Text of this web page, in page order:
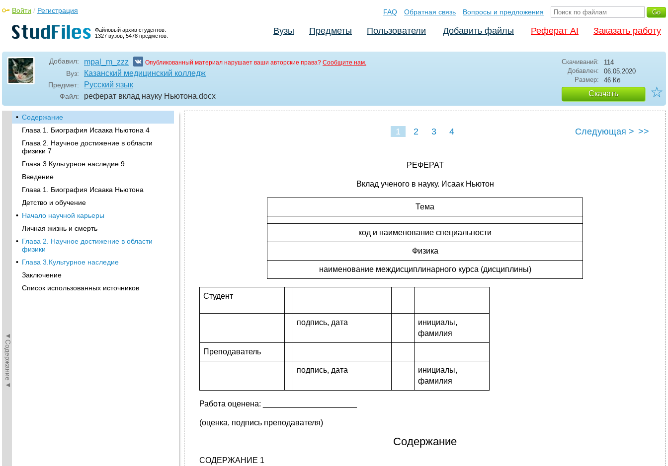
Файловый архив студентов.
1327 вузов, 5478 предметов.
Войти / Регистрация FAQ Обратная связь Вопросы и предложения
Вузы Предметы Пользователи Добавить файлы Реферат AI Заказать работу
Добавил: mpal_m_zzz Опубликованный материал нарушает ваши авторские права? Сообщите нам.
Вуз: Казанский медицинский колледж
Предмет: Русский язык
Файл: реферат вклад науку Ньютона.docx
Скачиваний:
114
Добавлен:
06.05.2020
Размер:
46 Кб
Скачать ☆
◄Содержание◄
• Содержание
Глава 1. Биография Исаака Ньютона 4
Глава 2. Научное достижение в области
физики 7
Глава 3.Культурное наследие 9
Введение
Глава 1. Биография Исаака Ньютона
Детство и обучение
• Начало научной карьеры
Личная жизнь и смерть
• Глава 2. Научное достижение в области
физики
• Глава 3.Культурное наследие
Заключение
Список использованных источников
1 2 3 4 Следующая > >>
РЕФЕРАТ
Вклад ученого в науку. Исаак Ньютон
Тема
код и наименование специальности
Физика
наименование междисциплинарного курса (дисциплины)
Студент
подпись, дата
инициалы,
фамилия
Преподаватель
подпись, дата
инициалы,
фамилия
Работа оценена: _____________________
(оценка, подпись преподавателя)
Содержание
СОДЕРЖАНИЕ 1